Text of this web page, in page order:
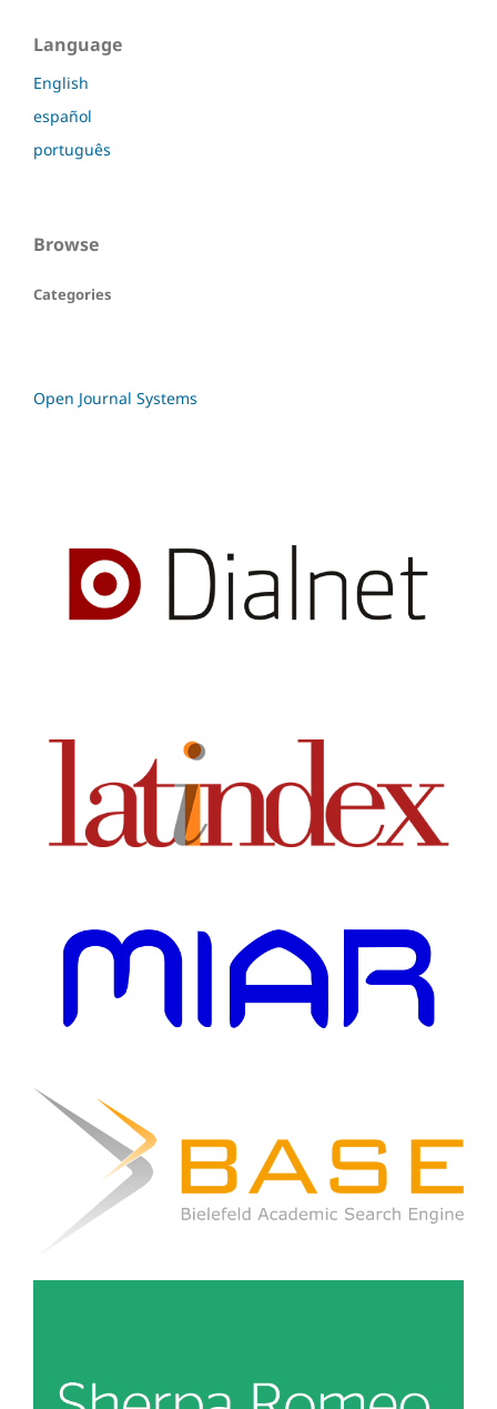
Language
English
español
português
Browse
Categories
Open Journal Systems